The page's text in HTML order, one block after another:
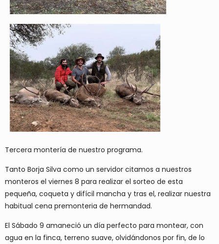
Tercera montería de nuestro programa.
Tanto Borja Silva como un servidor citamos a nuestros
monteros el viernes 8 para realizar el sorteo de esta
pequeña, coqueta y difícil mancha y tras el, realizar nuestra
habitual cena premonteria de hermandad.
El Sábado 9 amaneció un día perfecto para montear, con
agua en la finca, terreno suave, olvidándonos por fin, de lo